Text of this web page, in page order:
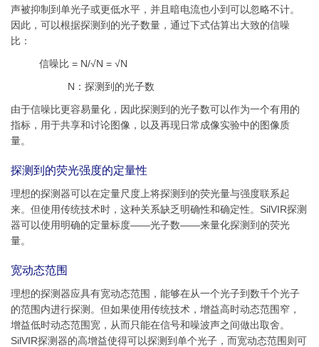
声被抑制到单光子或更低水平，并且暗电流也小到可以忽略不计。
因此，可以根据探测到的光子数量，通过下式估算出大致的信噪
比：
信噪比 = N/√N = √N
N：探测到的光子数
由于信噪比更容易量化，因此探测到的光子数可以作为一个有用的
指标，用于共享和讨论图像，以及再现日常成像实验中的图像质
量。
探测到的荧光强度的定量性
理想的探测器可以在定量尺度上将探测到的荧光量与强度联系起
来。但使用传统技术时，这种关系缺乏明确性和确定性。SilVIR探测
器可以使用明确的定量标度——光子数——来量化探测到的荧光
量。
宽动态范围
理想的探测器应具有宽动态范围，能够在从一个光子到数千个光子
的范围内进行探测。但如果使用传统技术，增益高时动态范围窄，
增益低时动态范围宽，从而只能在信号和噪波声之间做出取舍。
SilVIR探测器的高增益使得可以探测到单个光子，而宽动态范围则可